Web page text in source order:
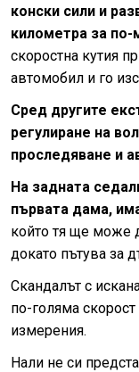
конски сили и
километра за по-
скоростна кутия
автомобил и го
Сред другите
регулиране на
проследяване и
На задната
първата дама,
който тя ще може
докато пътува за
Скандалът с
по-голяма
измерения.
Нали не си